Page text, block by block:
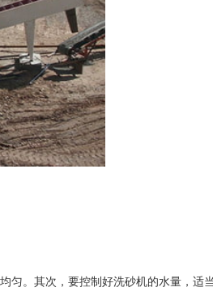
。其次，要控制好洗砂机的水量，适